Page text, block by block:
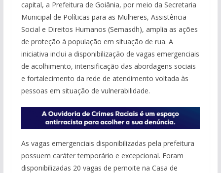
capital, a Prefeitura de Goiânia, por meio da Secretaria
Municipal de Políticas para as Mulheres, Assistência
Social e Direitos Humanos (Semasdh), amplia as ações
de proteção à população em situação de rua. A
iniciativa inclui a disponibilização de vagas emergenciais
de acolhimento, intensificação das abordagens sociais
e fortalecimento da rede de atendimento voltada às
pessoas em situação de vulnerabilidade.
As vagas emergenciais disponibilizadas pela prefeitura
possuem caráter temporário e excepcional. Foram
disponibilizadas 20 vagas de pernoite na Casa de